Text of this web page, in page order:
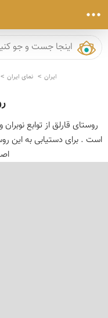
ایران نمای ایران
است . برای دستیابی به این